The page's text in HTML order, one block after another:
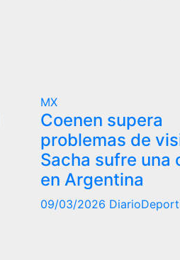
MX
Coenen supera
problemas de
Sacha sufre una
en Argentina
09/03/2026